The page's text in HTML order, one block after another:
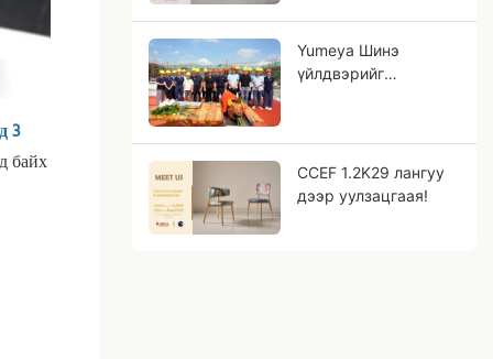
3
байх
Yumeya Шинэ
үйлдвэрийг
CCEF 1.2K29 лангуу
дээр уулзацгаая!